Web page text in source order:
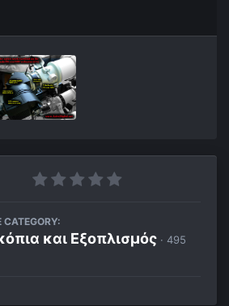
CATEGORY:
και Εξοπλισμός · 495